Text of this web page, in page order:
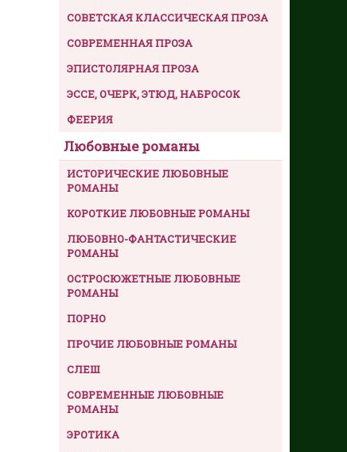
СОВЕТСКАЯ КЛАССИЧЕСКАЯ ПРОЗА
СОВРЕМЕННАЯ ПРОЗА
ЭПИСТОЛЯРНАЯ ПРОЗА
ЭССЕ, ОЧЕРК, ЭТЮД, НАБРОСОК
ФЕЕРИЯ
Любовные романы
ИСТОРИЧЕСКИЕ ЛЮБОВНЫЕ
РОМАНЫ
КОРОТКИЕ ЛЮБОВНЫЕ РОМАНЫ
ЛЮБОВНО-ФАНТАСТИЧЕСКИЕ
РОМАНЫ
ОСТРОСЮЖЕТНЫЕ ЛЮБОВНЫЕ
РОМАНЫ
ПОРНО
ПРОЧИЕ ЛЮБОВНЫЕ РОМАНЫ
СЛЕШ
СОВРЕМЕННЫЕ ЛЮБОВНЫЕ
РОМАНЫ
ЭРОТИКА